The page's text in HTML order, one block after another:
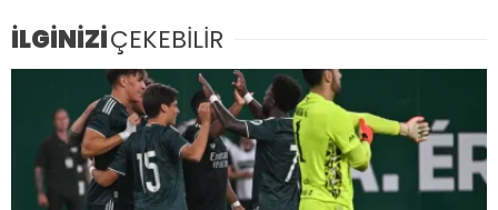
İLGİNİZİÇEKEBİLİR